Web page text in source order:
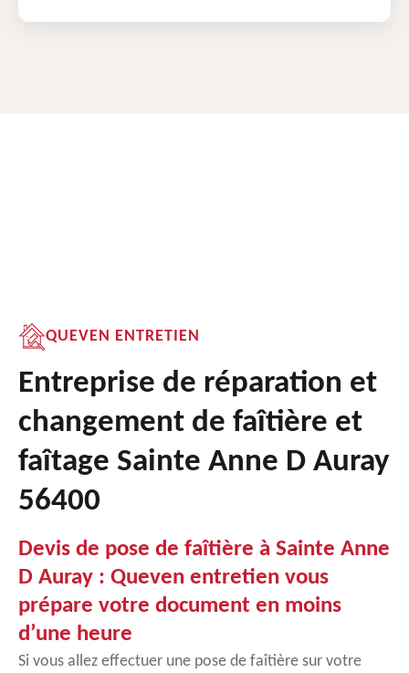
QUEVEN ENTRETIEN
Entreprise de réparation et
changement de faîtière et
faîtage Sainte Anne D Auray
56400
Devis de pose de faîtière à Sainte Anne
D Auray : Queven entretien vous
prépare votre document en moins
d’une heure
Si vous allez effectuer une pose de faîtière sur votre